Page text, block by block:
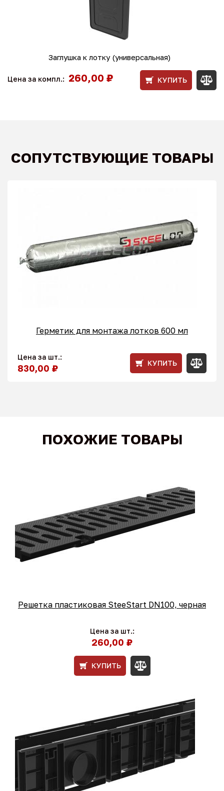
Заглушка к лотку (универсальная)
Цена за компл.: 260,00 ₽ КУПИТЬ
СОПУТСТВУЮЩИЕ ТОВАРЫ
Герметик для монтажа лотков 600 мл
Цена за шт.:
830,00 ₽ КУПИТЬ
ПОХОЖИЕ ТОВАРЫ
Решетка пластиковая SteeStart DN100, черная
Цена за шт.:
260,00 ₽
КУПИТЬ